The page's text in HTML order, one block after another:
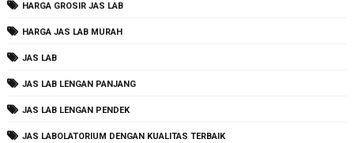
HARGA GROSIR JAS LAB
HARGA JAS LAB MURAH
JAS LAB
JAS LAB LENGAN PANJANG
JAS LAB LENGAN PENDEK
JAS LABOLATORIUM DENGAN KUALITAS TERBAIK